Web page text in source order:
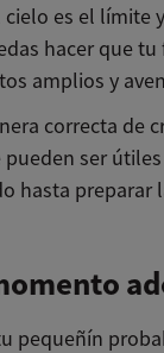
es el límite
hacer que
amplios y
correcta de
ser
hasta preparar
pequeñín